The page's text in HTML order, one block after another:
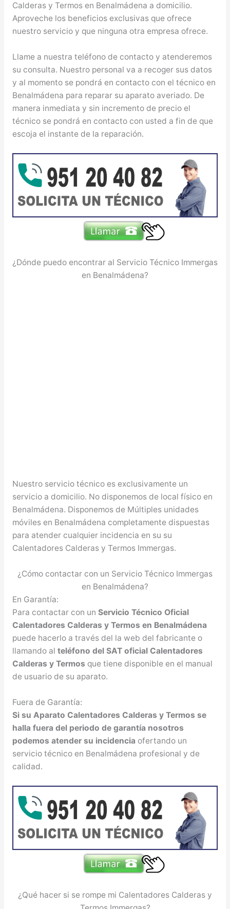
Calderas y Termos en Benalmádena a domicilio.
Aproveche los beneficios exclusivas que ofrece
nuestro servicio y que ninguna otra empresa ofrece.
Llame a nuestra teléfono de contacto y atenderemos
su consulta. Nuestro personal va a recoger sus datos
y al momento se pondrá en contacto con el técnico en
Benalmádena para reparar su aparato averiado. De
manera inmediata y sin incremento de precio el
técnico se pondrá en contacto con usted a fin de que
escoja el instante de la reparación.
¿Dónde puedo encontrar al Servicio Técnico Immergas
en Benalmádena?
Nuestro servicio técnico es exclusivamente un
servicio a domicilio. No disponemos de local físico en
Benalmádena. Disponemos de Múltiples unidades
móviles en Benalmádena completamente dispuestas
para atender cualquier incidencia en su su
Calentadores Calderas y Termos Immergas.
¿Cómo contactar con un Servicio Técnico Immergas
en Benalmádena?
En Garantía:
Para contactar con un Servicio Técnico Oficial
Calentadores Calderas y Termos en Benalmádena
puede hacerlo a través del la web del fabricante o
llamando al teléfono del SAT oficial Calentadores
Calderas y Termos que tiene disponible en el manual
de usuario de su aparato.
Fuera de Garantía:
Si su Aparato Calentadores Calderas y Termos se
halla fuera del periodo de garantía nosotros
podemos atender su incidencia ofertando un
servicio técnico en Benalmádena profesional y de
calidad.
¿Qué hacer si se rompe mi Calentadores Calderas y